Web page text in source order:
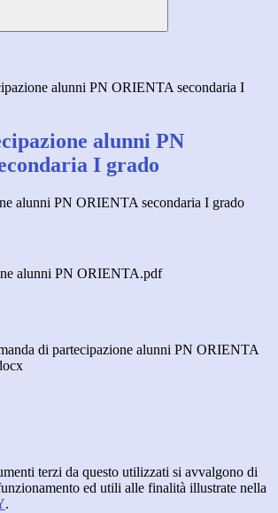
alunni PN ORIENTA secondaria I
alunni PN
I grado
alunni PN ORIENTA secondaria I grado
alunni PN ORIENTA.pdf
di partecipazione alunni PN ORIENTA
terzi da questo utilizzati si avvalgono di
ed utili alle finalità illustrate nella
.